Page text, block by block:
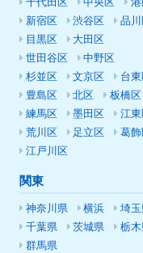
千代田区 中央区
港
新宿区
渋谷区
品川
目黒区
大田区
世田谷区
中野区
杉並区
文京区
台東
豊島区
北区
板橋区
練馬区
墨田区
江東
荒川区
足立区
葛飾
江戸川区
関東
神奈川県 横浜
埼玉
千葉県
茨城県
栃木
群馬県